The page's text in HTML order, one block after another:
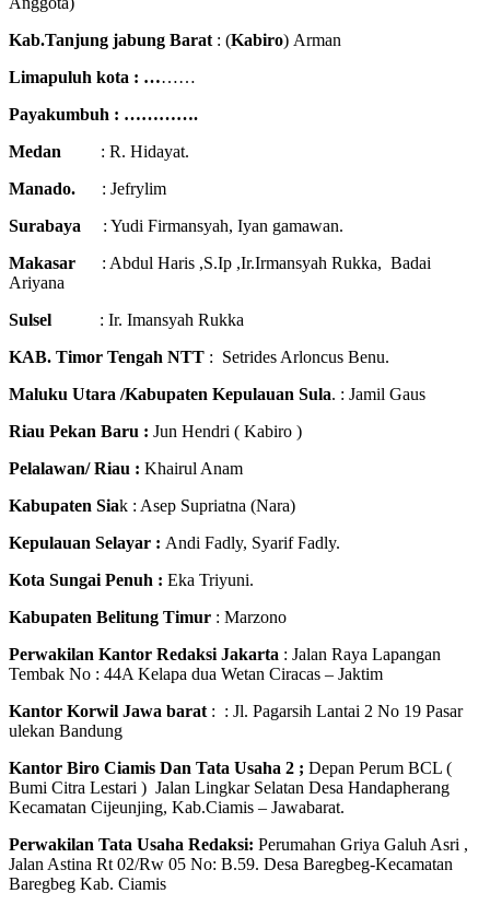
Kab.Tanjung jabung Barat : (Kabiro) Arman
Limapuluh kota : ………
Payakumbuh : ………….
Medan : R. Hidayat.
Manado. : Jefrylim
Surabaya
: Yudi Firmansyah, Iyan gamawan.
Makasar : Abdul Haris ,S.Ip ,Ir.Irmansyah Rukka, Badai
Ariyana
Sulsel : Ir. Imansyah Rukka
KAB. Timor Tengah NTT : Setrides Arloncus Benu.
Maluku Utara /Kabupaten Kepulauan Sula. : Jamil Gaus
Riau Pekan Baru : Jun Hendri ( Kabiro )
Pelalawan/ Riau : Khairul Anam
Kabupaten Siak : Asep Supriatna (Nara)
Kepulauan Selayar : Andi Fadly, Syarif Fadly.
Kota Sungai Penuh : Eka Triyuni.
Kabupaten Belitung Timur : Marzono
Perwakilan Kantor Redaksi Jakarta : Jalan Raya Lapangan
Tembak No : 44A Kelapa dua Wetan Ciracas – Jaktim
Kantor Korwil Jawa barat : : Jl. Pagarsih Lantai 2 No 19 Pasar
ulekan Bandung
Kantor Biro Ciamis Dan Tata Usaha 2 ; Depan Perum BCL (
Bumi Citra Lestari ) Jalan Lingkar Selatan Desa Handapherang
Kecamatan Cijeunjing, Kab.Ciamis – Jawabarat.
Perwakilan Tata Usaha Redaksi: Perumahan Griya Galuh Asri ,
Jalan Astina Rt 02/Rw 05 No: B.59. Desa Baregbeg-Kecamatan
Baregbeg Kab. Ciamis